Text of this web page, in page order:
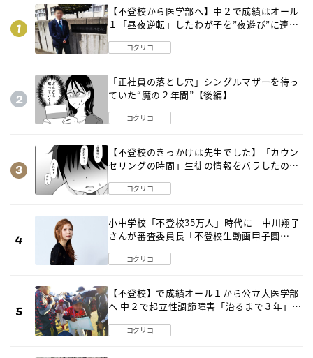
【不登校から医学部へ】中２で成績はオール
１「昼夜逆転」したわが子を”夜遊び”に連れ
コクリコ
「正社員の落とし穴」シングルマザーを待っ
ていた“魔の２年間”【後編】
コクリコ
【不登校のきっかけは先生でした】「カウン
セリングの時間」生徒の情報をバラしたの
コクリコ
小中学校「不登校35万人」時代に 中川翔子
さんが審査委員長「不登校生動画甲子園
コクリコ
【不登校】で成績オール１から公立大医学部
へ 中２で起立性調節障害「治るまで３年」の
コクリコ